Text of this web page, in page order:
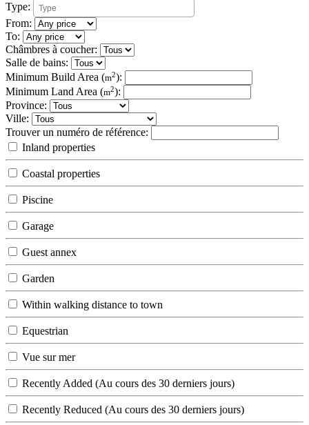
Type:
From:
To:
Châmbres à coucher:
Salle de bains:
Minimum Build Area (m2):
Minimum Land Area (m2):
Province:
Ville:
Trouver un numéro de référence:
Inland properties
Coastal properties
Piscine
Garage
Guest annex
Garden
Within walking distance to town
Equestrian
Vue sur mer
Recently Added (Au cours des 30 derniers jours)
Recently Reduced (Au cours des 30 derniers jours)